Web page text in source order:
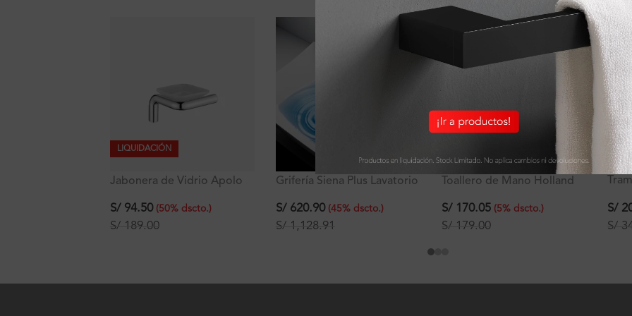
LIQUIDACIÓN
Jabonera de Vidrio Apolo
S/94.50 (50% dscto.)
S/189.00
Grifería Siena Plus Lavatorio
S/620.90 (45% dscto.)
S/1,128.91
Toallero de Mano Holland
S/170.05 (5% dscto.)
S/179.00
S/
S/